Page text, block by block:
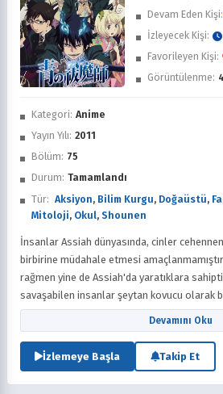
İzledim
Favorilere Ekle
Sonra İzle
Kategori: Anime
Yayın Yılı: 2011
Bölüm: 75
Durum: Tamamlandı
Tür: Aksiyon, Bilim Kurgu, Doğaüstü,
Mitoloji, Okul, Shounen
Devam Eden Kişi:
İzleyecek Kişi:
Favorileyen Kişi:
Görüntülenme:
İnsanlar Assiah dünyasında, cinler
birbirine müdahale etmesi
rağmen yine de Assiah'da yaratıklara
savaşabilen insanlar şeytan kovucu olarak
Şeytan'ın gayri meşru oğlu olmanın lanetini
Koruyucu babası onu iblislerden kurtarmak
üvey babasının intikamını almak ve kendini
kovanın yolunu izlemeye ve kendi babası
Rin, ham becerilerini geliştirmek için True
Devamını Oku
İzlemeye Başla Takip Et